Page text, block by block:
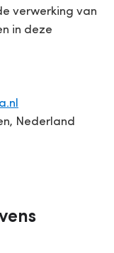
verwerking van
in deze
Nederland